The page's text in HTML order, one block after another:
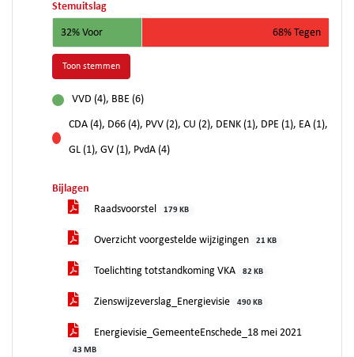
Stemuitslag
32% Voor 68% Tegen
Toon stemmen
VVD (4), BBE (6)
tegen
CDA (4), D66 (4), PVV (2), CU (2), DENK (1), DPE (1), EA (1),
GL (1), GV (1), PvdA (4)
Bijlagen
Raadsvoorstel
179 KB
Overzicht voorgestelde wijzigingen 21 KB
Toelichting totstandkoming VKA 82 KB
Zienswijzeverslag_Energievisie 490 KB
Energievisie_GemeenteEnschede_18 mei 2021
43 MB